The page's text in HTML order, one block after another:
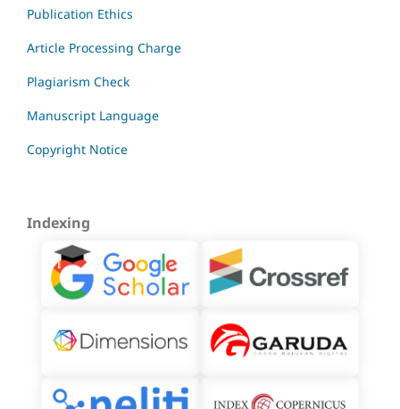
Publication Ethics
Article Processing Charge
Plagiarism Check
Manuscript Language
Copyright Notice
Indexing